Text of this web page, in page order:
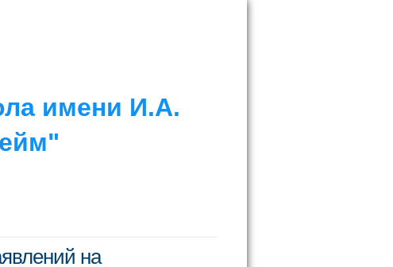
имени И.А.
на